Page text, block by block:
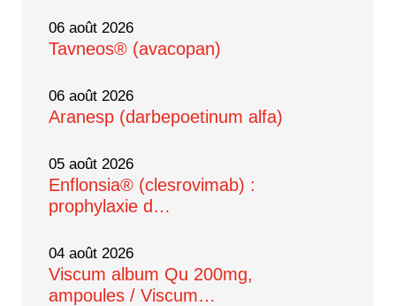
06 août 2026
Tavneos® (avacopan)
06 août 2026
Aranesp (darbepoetinum alfa)
05 août 2026
Enflonsia® (clesrovimab) :
prophylaxie d…
04 août 2026
Viscum album Qu 200mg,
ampoules / Viscum…